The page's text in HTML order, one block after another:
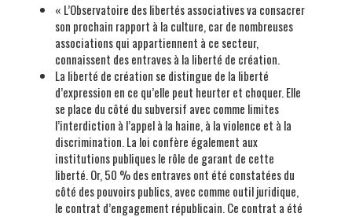
« L’Observatoire des libertés associatives va consacrer
son prochain rapport à la culture, car de nombreuses
associations qui appartiennent à ce secteur,
connaissent des entraves à la liberté de création.
La liberté de création se distingue de la liberté
d’expression en ce qu’elle peut heurter et choquer. Elle
se place du côté du subversif avec comme limites
l’interdiction à l’appel à la haine, à la violence et à la
discrimination. La loi confère également aux
institutions publiques le rôle de garant de cette
liberté. Or, 50 % des entraves ont été constatées du
côté des pouvoirs publics, avec comme outil juridique,
le contrat d’engagement républicain. Ce contrat a été